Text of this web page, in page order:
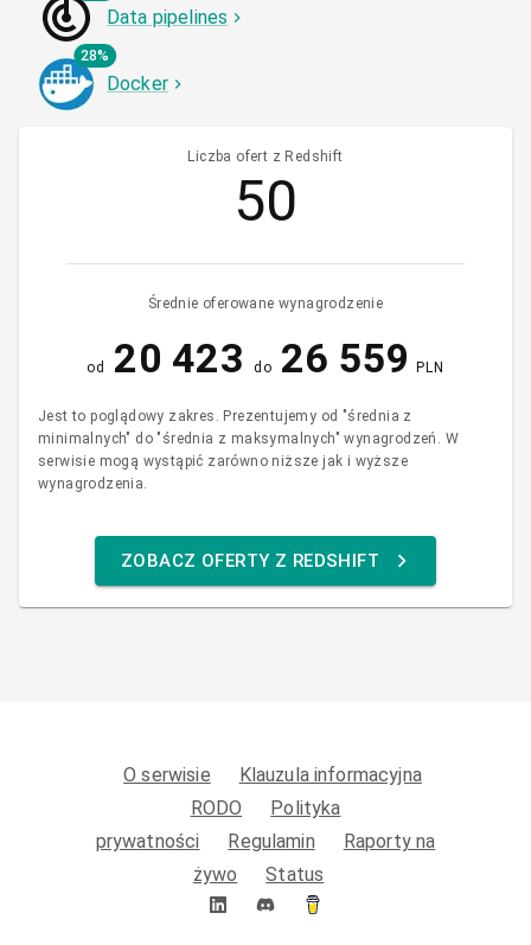
Data pipelines
28%
Docker
Liczba ofert z Redshift
50
Średnie oferowane wynagrodzenie
od 20 423 do 26 559 PLN
Jest to poglądowy zakres. Prezentujemy od "średnia z
minimalnych" do "średnia z maksymalnych" wynagrodzeń. W
serwisie mogą wystąpić zarówno niższe jak i wyższe
wynagrodzenia.
ZOBACZ OFERTY Z REDSHIFT
O serwisie
Klauzula informacyjna
RODO
Polityka
prywatności
Regulamin
Raporty na
żywo
Status